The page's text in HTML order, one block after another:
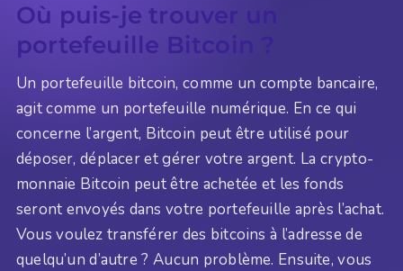
Où puis-je trouver un
portefeuille Bitcoin ?
Un portefeuille bitcoin, comme un compte bancaire,
agit comme un portefeuille numérique. En ce qui
concerne l’argent, Bitcoin peut être utilisé pour
déposer, déplacer et gérer votre argent. La crypto-
monnaie Bitcoin peut être achetée et les fonds
seront envoyés dans votre portefeuille après l’achat.
Vous voulez transférer des bitcoins à l’adresse de
quelqu’un d’autre ? Aucun problème. Ensuite, vous